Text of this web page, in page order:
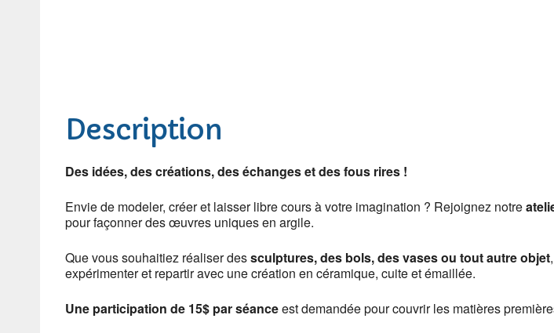
Description
Des idées, des créations, des échanges et des fous rires !
Envie de modeler, créer et laisser libre cours à votre imagination ? Rejoignez notre
pour façonner des œuvres uniques en argile.
Que vous souhaitiez réaliser dessculptures, des bols, des vases ou tout autre objet
expérimenter et repartir avec une création en céramique, cuite et émaillée.
Une participation de 15$ par séanceest demandée pour couvrir les matières